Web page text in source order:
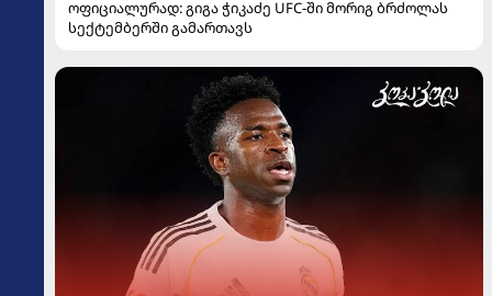
ოფიციალურად: გიგა ჭიკაძე UFC-ში მორიგ ბრძოლას
სექტემბერში გამართავს